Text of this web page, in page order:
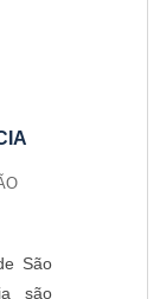
São
são